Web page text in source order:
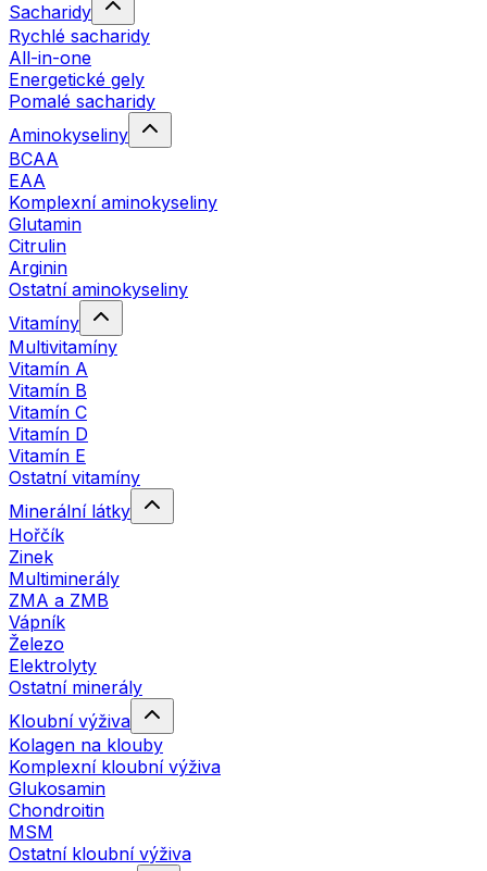
Sacharidy
Rychlé sacharidy
All-in-one
Energetické gely
Pomalé sacharidy
Aminokyseliny
BCAA
EAA
Komplexní aminokyseliny
Glutamin
Citrulin
Arginin
Ostatní aminokyseliny
Vitamíny
Multivitamíny
Vitamín A
Vitamín B
Vitamín C
Vitamín D
Vitamín E
Ostatní vitamíny
Minerální látky
Hořčík
Zinek
Multiminerály
ZMA a ZMB
Vápník
Železo
Elektrolyty
Ostatní minerály
Kloubní výživa
Kolagen na klouby
Komplexní kloubní výživa
Glukosamin
Chondroitin
MSM
Ostatní kloubní výživa